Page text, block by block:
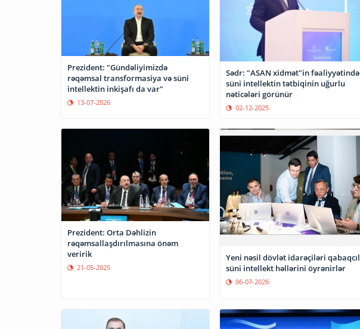
Prezident: "Gündəliyimizdə
rəqəmsal transformasiya və süni
intellektin inkişafı da var"
13-07-2026
Sədr: "ASAN xidmət"in fəaliyyətində
süni intellektin tətbiqinin uğurlu
nəticələri görünür
02-12-2025
Prezident: Orta Dəhlizin
rəqəmsallaşdırılmasına önəm
veririk
21-05-2025
Yeni nəsil dövlət idarəçiləri qabaqcıl
süni intellekt həllərini öyrənirlər
06-07-2026